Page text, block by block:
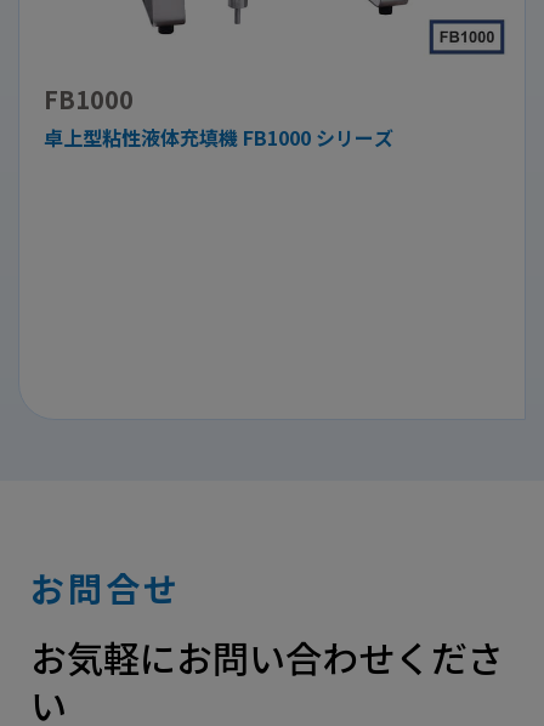
FB1000
卓上型粘性液体充填機 FB1000 シリーズ
お問合せ
お気軽にお問い合わせくださ
い